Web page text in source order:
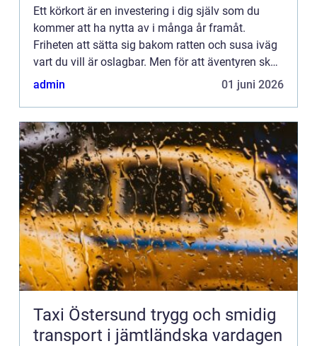
Ett körkort är en investering i dig själv som du
kommer att ha nytta av i många år framåt.
Friheten att sätta sig bakom ratten och susa iväg
vart du vill är oslagbar. Men för att äventyren ska
bli verklighet så behöver du anstränga dig lite för
admin 01 juni 2026
Taxi Östersund trygg och smidig
transport i jämtländska vardagen